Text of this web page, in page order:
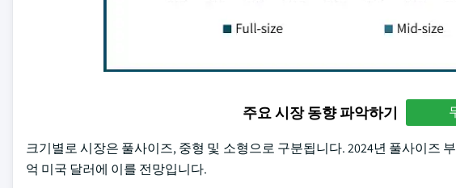
주요 시장 동향 파악하기
크기별로 시장은 풀사이즈, 중형 및 소형으로 구분됩니다. 2024년 풀사이즈
억 미국 달러에 이를 전망입니다.